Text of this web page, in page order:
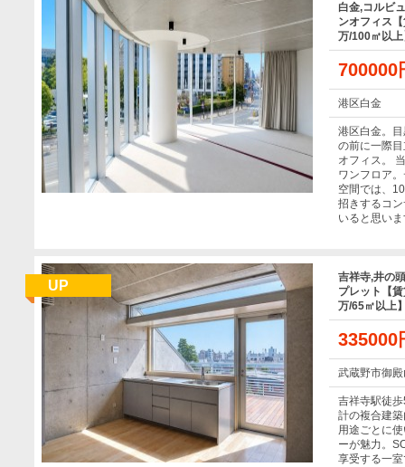
白金,コルビ
ンオフィス
万/100㎡以
港区白金
港区白金。
の前に一際
オフィス。
ワンフロア
空間では、
招きするコ
いると思い
UP
吉祥寺,井の
プレット【
万/65㎡以上
武蔵野市御
吉祥寺駅徒
計の複合建
用途ごとに
ーが魅力。
享受する一